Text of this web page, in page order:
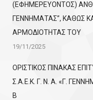
(ΕΦΗΜΕΡΕΥΟΝΤΟΣ)
ΓΕΝΝΗΜΑΤΑΣ”, ΚΑΘΩΣ
ΑΡΜΟΔΙΟΤΗΤΑΣ ΤΟΥ
19/11/2025
ΟΡΙΣΤΙΚΟΣ ΠΙΝΑΚΑΣ
Σ.Α.Ε.Κ. Γ. Ν. Α. «Γ.
Β